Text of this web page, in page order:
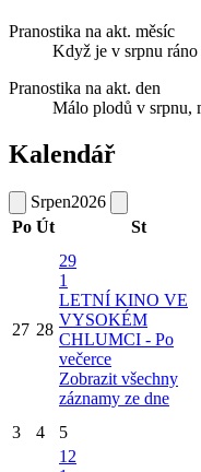
Pranostika na akt. měsíc
Když je v srpnu ráno
Pranostika na akt. den
Málo plodů v srpnu,
Kalendář
Srpen2026
Po Út St
27 28
29
1
LETNÍ KINO VE
VYSOKÉM
CHLUMCI - Po
večerce
Zobrazit všechny
záznamy ze dne
3 4 5
12